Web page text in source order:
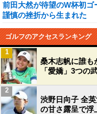
前田大然が待望のW杯初
謹慎の挫折から生まれた
ゴルフのアクセスランキング
桑木志帆に誰も
「愛嬌」3つの
1
渋野日向子 全
の甘さ露呈で浮
2